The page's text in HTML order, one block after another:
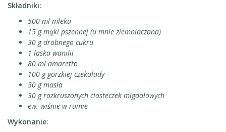
Składniki:
500 ml mleka
15 g mąki pszennej (u mnie ziemniaczana)
30 g drobnego cukru
1 laska wanilii
80 ml amaretto
100 g gorzkiej czekolady
50 g masła
30 g rozkruszonych ciasteczek migdałowych
ew. wiśnie w rumie
Wykonanie: